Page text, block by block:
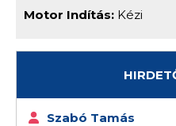
Motor Indítás: Kézi
Szabó Tamás